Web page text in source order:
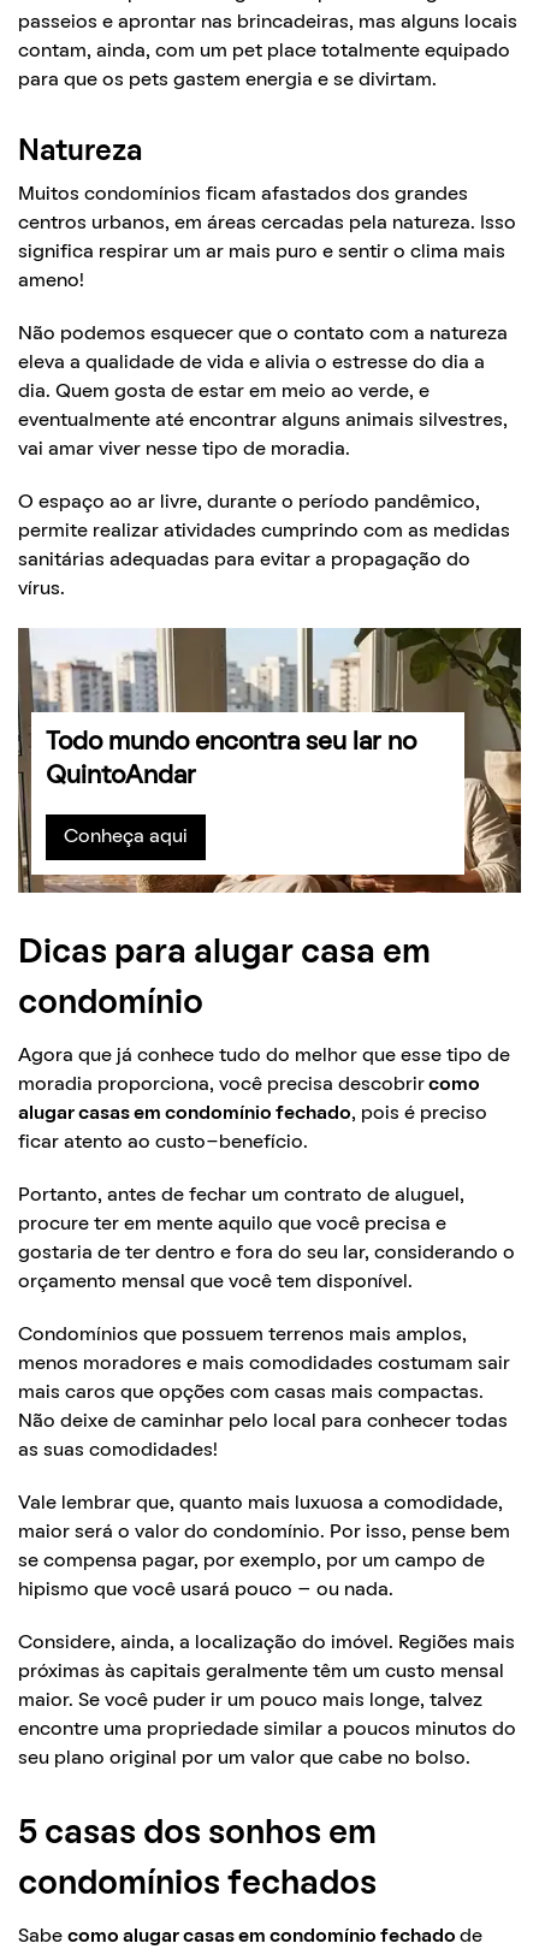
passeios e aprontar nas brincadeiras, mas alguns locais
contam, ainda, com um pet place totalmente equipado
para que os pets gastem energia e se divirtam.
Natureza
Muitos condomínios ficam afastados dos grandes
centros urbanos, em áreas cercadas pela natureza. Isso
significa respirar um ar mais puro e sentir o clima mais
ameno!
Não podemos esquecer que o contato com a natureza
eleva a qualidade de vida e alivia o estresse do dia a
dia. Quem gosta de estar em meio ao verde, e
eventualmente até encontrar alguns animais silvestres,
vai amar viver nesse tipo de moradia.
O espaço ao ar livre, durante o período pandêmico,
permite realizar atividades cumprindo com as medidas
sanitárias adequadas para evitar a propagação do
vírus.
Todo mundo encontra seu lar no
QuintoAndar
Conheça aqui
Dicas para alugar casa em
condomínio
Agora que já conhece tudo do melhor que esse tipo de
moradia proporciona, você precisa descobrir como
alugar casas em condomínio fechado, pois é preciso
ficar atento ao custo-benefício.
Portanto, antes de fechar um contrato de aluguel,
procure ter em mente aquilo que você precisa e
gostaria de ter dentro e fora do seu lar, considerando o
orçamento mensal que você tem disponível.
Condomínios que possuem terrenos mais amplos,
menos moradores e mais comodidades costumam sair
mais caros que opções com casas mais compactas.
Não deixe de caminhar pelo local para conhecer todas
as suas comodidades!
Vale lembrar que, quanto mais luxuosa a comodidade,
maior será o valor do condomínio. Por isso, pense bem
se compensa pagar, por exemplo, por um campo de
hipismo que você usará pouco – ou nada.
Considere, ainda, a localização do imóvel. Regiões mais
próximas às capitais geralmente têm um custo mensal
maior. Se você puder ir um pouco mais longe, talvez
encontre uma propriedade similar a poucos minutos do
seu plano original por um valor que cabe no bolso.
5 casas dos sonhos em
condomínios fechados
Sabe como alugar casas em condomínio fechado de